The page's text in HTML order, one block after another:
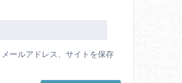
ールアドレス、サイトを保存